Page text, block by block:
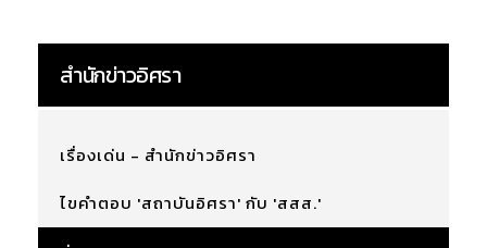
สำนักข่าวอิศรา
เรื่องเด่น - สำนักข่าวอิศรา
ไขคำตอบ 'สถาบันอิศรา' กับ 'สสส.'